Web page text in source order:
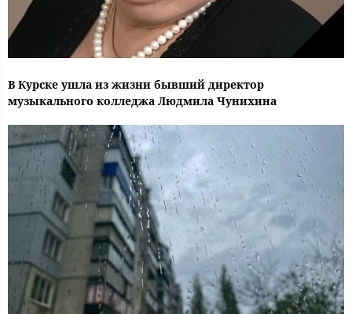
В Курске ушла из жизни бывший директор
музыкального колледжа Людмила Чунихина